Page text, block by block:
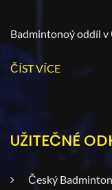
Badmintonoý oddíl v
ČÍST VÍCE
UŽITEČNÉ
Český